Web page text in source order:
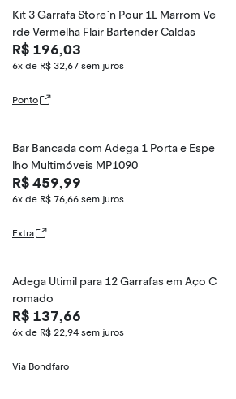
Kit 3 Garrafa Store`n Pour 1L Marrom Ve
rde Vermelha Flair Bartender Caldas
R$ 196,03
6x de R$ 32,67 sem juros
Ponto
Bar Bancada com Adega 1 Porta e Espe
lho Multimóveis MP1090
R$ 459,99
6x de R$ 76,66 sem juros
Extra
Adega Utimil para 12 Garrafas em Aço C
romado
R$ 137,66
6x de R$ 22,94 sem juros
Via Bondfaro